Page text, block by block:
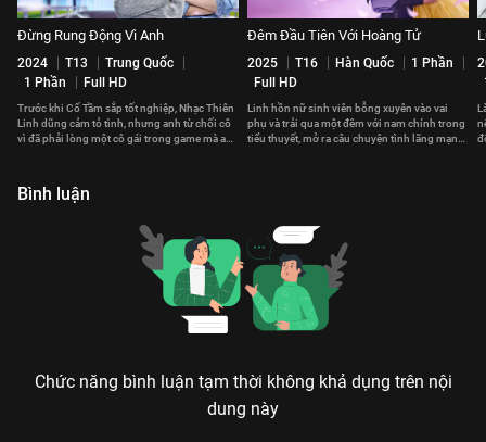
Đừng Rung Động Vì Anh
2024 T13
Trung Quốc
1 Phần
Full HD
Trước khi Cố Tầm sắp tốt nghiệp, Nhạc Thiên
Linh dũng cảm tỏ tình, nhưng anh từ chối cô
vì đã phải lòng một cô gái trong game mà anh
Đêm Đầu Tiên Với Hoàng Tử
2025 T16 Hàn Quốc
1 Phần
Full HD
Linh hồn nữ sinh viên bỗng xuyên vào vai
phụ và trải qua một đêm với nam chính trong
tiểu thuyết, mở ra câu chuyện tình lãng mạn
Bình luận
Chức năng bình luận tạm thời không khả dụng trên nội
dung này